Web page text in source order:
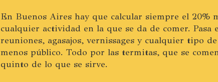
En Buenos Aires hay que calcular siempre el 20%
cualquier actividad en la que se da de comer. Pasa
reuniones, agasajos, vernissages y cualquier tipo
menos público. Todo por las termitas, que se
quinto de lo que se sirve.